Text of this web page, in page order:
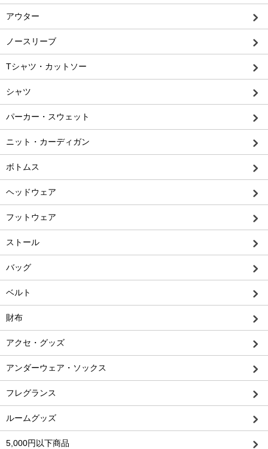
アウター
ノースリーブ
Tシャツ・カットソー
シャツ
パーカー・スウェット
ニット・カーディガン
ボトムス
ヘッドウェア
フットウェア
ストール
バッグ
ベルト
財布
アクセ・グッズ
アンダーウェア・ソックス
フレグランス
ルームグッズ
5,000円以下商品